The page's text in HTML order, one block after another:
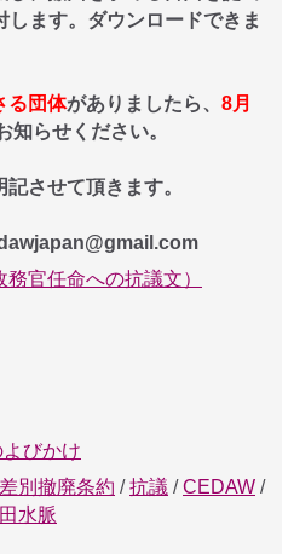
します。ダウンロードできま
る団体がありましたら、 8月
知らせください。
させて頂きます。
官任命への抗議文）
びかけ
別撤廃条約 /抗議 /CEDAW /
水脈